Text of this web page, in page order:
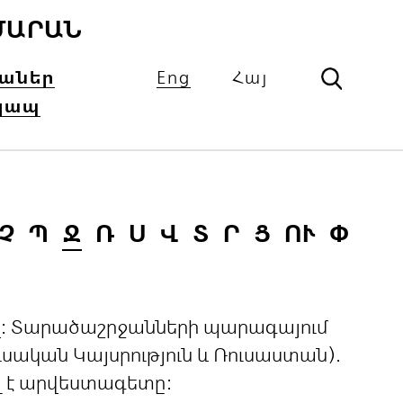
Eng Հայ
Չ Պ Ջ Ռ Ս Վ Տ Ր Ց ՈՒ Փ
Տարածաշրջանների պարագայում
Կայսրություն և Ռուսաստան).
է արվեստագետը: